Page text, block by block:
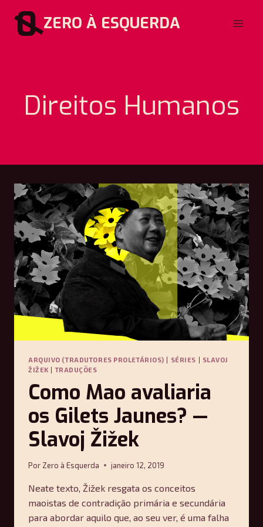
para
ZERO À ESQUERDA
Direitos Humanos
ARQUIVO (TRADUTORES PROLETÁRIOS) | SÉRIES | SLAVOJ
ŽIŽEK |TRADUÇÕES
Como Mao avaliaria
os Gilets Jaunes? —
Slavoj Žižek
Por Zero à Esquerda janeiro 12, 2019
Neate texto, Žižek resgata os conceitos
maoistas de contradição primária e secundária
para abordar aquilo que, ao seu ver, é uma falha